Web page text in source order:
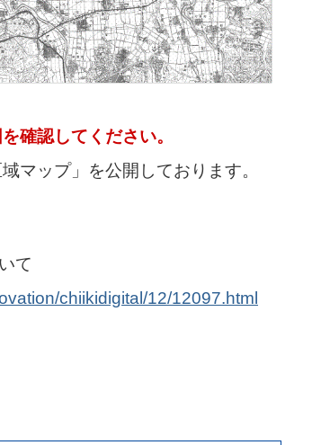
確認してください。
マップ」を公開しております。
て
chiikidigital/12/12097.html